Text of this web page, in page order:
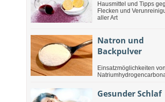
Hausmittel und Tipps
Flecken und
aller Art
Natron und
Backpulver
Einsatzmöglichkeiten von
Gesunder Schlaf